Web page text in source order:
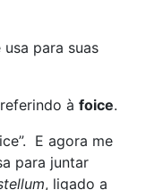
para suas
à foice.
E agora me
para juntar
, ligado a